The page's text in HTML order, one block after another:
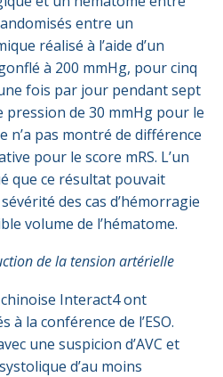
entre un
réalisé à l’aide d’un
à 200 mmHg, pour cinq
fois par jour pendant sept
de 30 mmHg pour le
n’a pas montré de différence
pour le score mRS. L’un
que ce résultat pouvait
des cas d’hémorragie
volume de l’hématome.
de la tension artérielle
Interact4 ont
la conférence de l’ESO.
une suspicion d’AVC et
d’au moins